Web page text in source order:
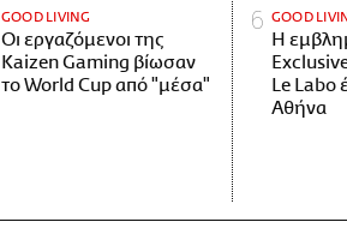
GOOD LIVING
Οι εργαζόμενοι της
Kaizen Gaming βίωσαν
το World Cup από "μέσα"
GOOD
Η
Le Labo
Αθήνα